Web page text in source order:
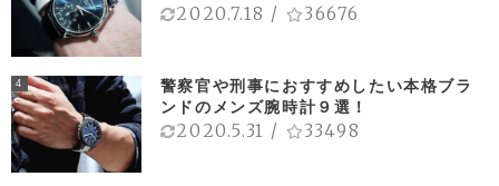
2020.7.18 / 36676
4
警察官や刑事におすすめしたい本格ブラ
ンドのメンズ腕時計９選！
2020.5.31 / 33498